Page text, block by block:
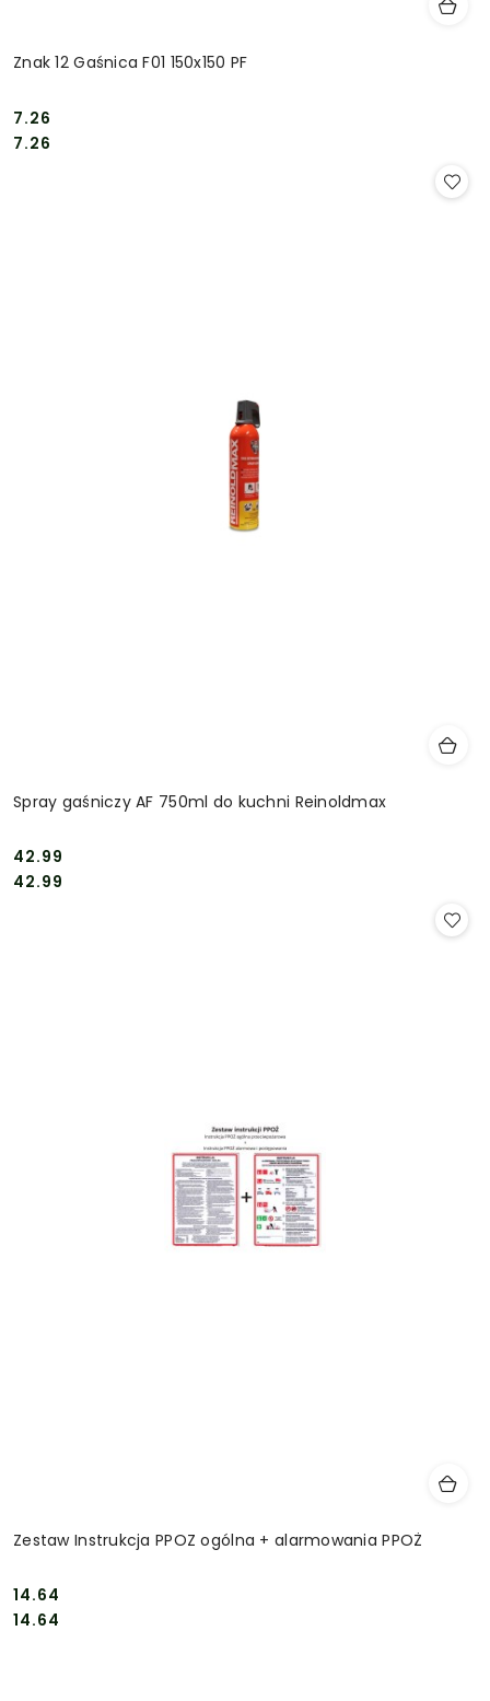
Znak 12 Gaśnica F01 150x150 PF
Cena:
7.26
Cena:
7.26
Spray gaśniczy AF 750ml do kuchni Reinoldmax
Cena:
42.99
Cena:
42.99
Zestaw Instrukcja PPOZ ogólna + alarmowania PPOŻ
Cena:
14.64
Cena:
14.64